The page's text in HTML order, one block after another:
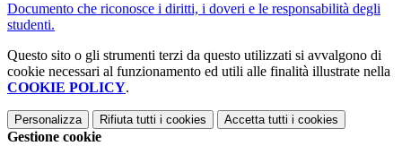
Documento che riconosce i diritti, i doveri e le responsabilità degli
studenti.
Questo sito o gli strumenti terzi da questo utilizzati si avvalgono di
cookie necessari al funzionamento ed utili alle finalità illustrate nella
COOKIE POLICY.
Personalizza Rifiuta tutti i cookies Accetta tutti i cookies
Gestione cookie